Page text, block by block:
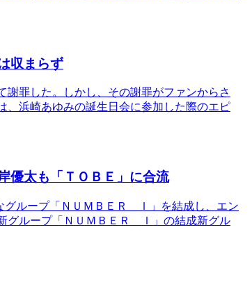
収まらず
罪した。しかし、その謝罪がファンからさ
、浜崎あゆみの誕生日会に参加した際のエピ
優太も「ＴＯＢＥ」に合流
ループ「ＮＵＭＢＥＲ＿Ｉ」を結成し、エン
グループ「ＮＵＭＢＥＲ＿Ｉ」の結成新グル